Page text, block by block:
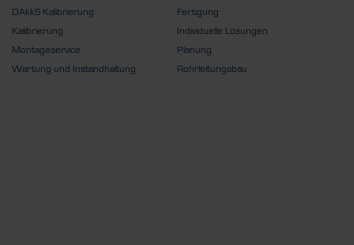
DAkkS Kalibrierung
Kalibrierung
Montageservice
Wartung und Instandhaltung
Fertigung
Individuelle Lösungen
Planung
Rohrleitungsbau